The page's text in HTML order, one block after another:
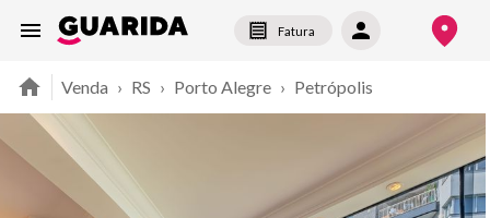
Fatura
Venda › RS › Porto Alegre › Petrópolis